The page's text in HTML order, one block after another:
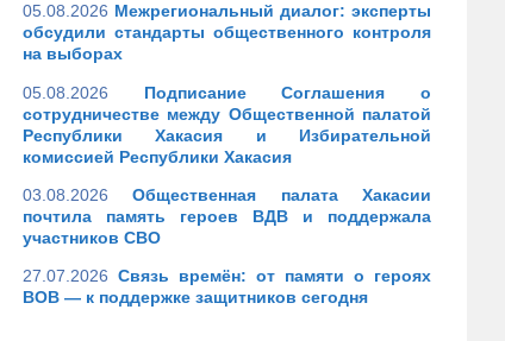
05.08.2026 Межрегиональный диалог: эксперты
обсудили стандарты общественного контроля
на выборах
05.08.2026
Подписание Соглашения о
сотрудничестве между Общественной палатой
Республики Хакасия и Избирательной
комиссией Республики Хакасия
03.08.2026
Общественная палата Хакасии
почтила память героев ВДВ и поддержала
участников СВО
27.07.2026 Связь времён: от памяти о героях
ВОВ — к поддержке защитников сегодня